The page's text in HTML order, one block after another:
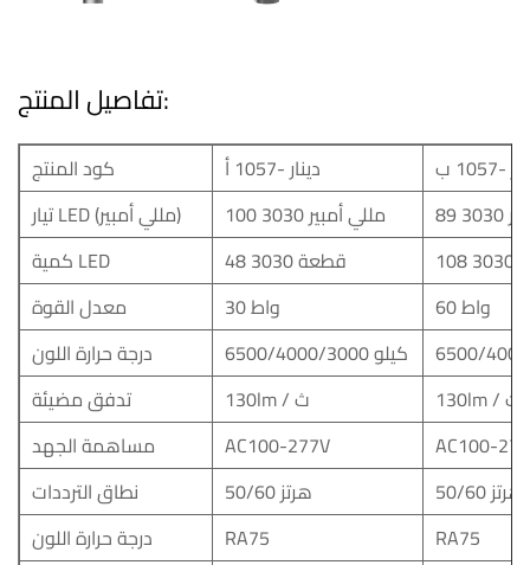
تفاصيل المنتج:
كود المنتج دينار -1057 أ
-1057 ب
تيار LED (مللي أمبير)
100 مللي أمبير 3030
كمية LED
48 قطعة 3030
معدل القوة
30 واط
60 واط
درجة حرارة اللون
6500/4000/3000 كيلو
تدفق مضيئة
130lm / ث
130lm / ث
مساهمة الجهد
AC100-277V
AC100-
نطاق الترددات
50/60 هرتز
50/60 هرتز
درجة حرارة اللون
RA75
RA75